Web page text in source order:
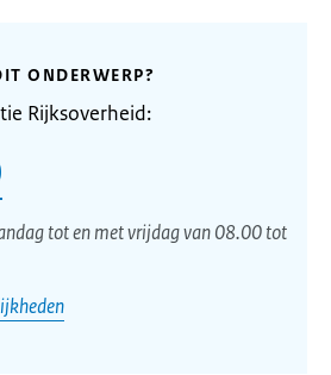
ONDERWERP?
Rijksoverheid:
tot en met vrijdag van 08.00 tot